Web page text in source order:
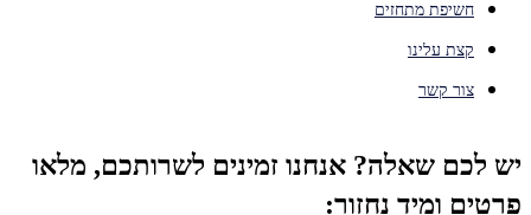
חשיפת מתחזים
קצת עלינו
צור קשר
יש לכם שאלה? אנחנו זמינים לשרותכם, מלאו
פרטים ומיד נחזור: